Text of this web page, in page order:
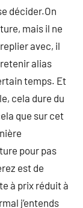
décider.On
mais il ne
avec, il
alias
temps. Et
cela dure du
que sur cet
pour pas
est de
à prix réduit à
j’entends